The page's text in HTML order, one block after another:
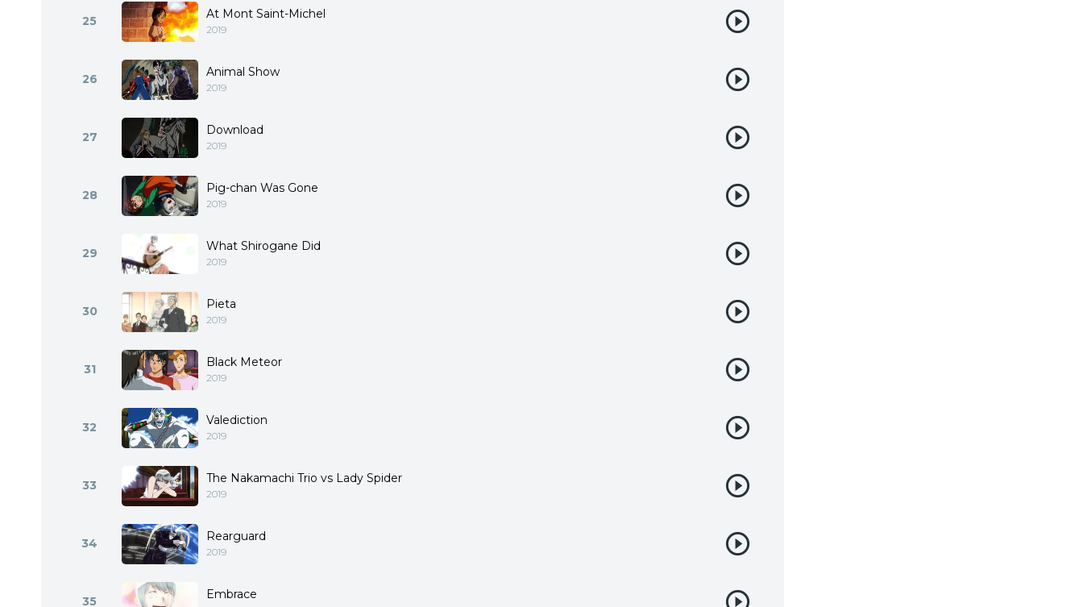
25 At Mont Saint-Michel
2019
26 Animal Show
2019
27 Download
2019
28 Pig-chan Was Gone
2019
29 What Shirogane Did
2019
30 Pieta
2019
31 Black Meteor
2019
32 Valediction
2019
33 The Nakamachi Trio vs Lady Spider
2019
34 Rearguard
2019
35 Embrace